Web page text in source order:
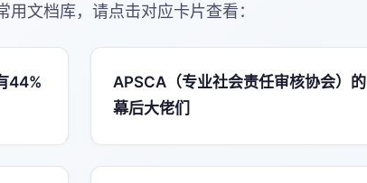
用文档库，请点击对应卡片查看：
44%
APSCA（专业社会责任审核协会）的
幕后大佬们